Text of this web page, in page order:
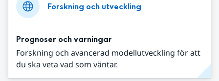
Forskning och utveckling
Prognoser och varningar
Forskning och avancerad modellutveckling för att
du ska veta vad som väntar.